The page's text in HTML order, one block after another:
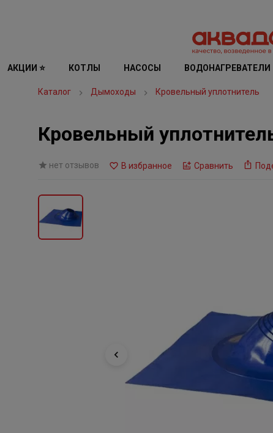
АКЦИИ ⭐ КОТЛЫ НАСОСЫ ВОДОНАГРЕВАТЕЛИ
Каталог Дымоходы Кровельный уплотнитель
Кровельный
нет отзывов В избранное Сравнить